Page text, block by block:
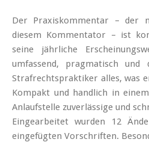
Der Praxiskommentar – der
diesem Kommentator – ist
seine jährliche
umfassend, pragmatisch
Strafrechts­praktiker alles, was
Kompakt und handlich in
Anlaufstelle zuverlässige und
Eingearbeitet wurden 12
eingefügten Vorschriften.